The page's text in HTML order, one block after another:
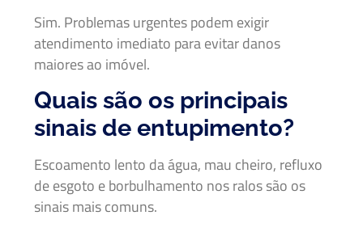
Sim. Problemas urgentes podem exigir
atendimento imediato para evitar danos
maiores ao imóvel.
Quais são os principais
sinais de entupimento?
Escoamento lento da água, mau cheiro, refluxo
de esgoto e borbulhamento nos ralos são os
sinais mais comuns.